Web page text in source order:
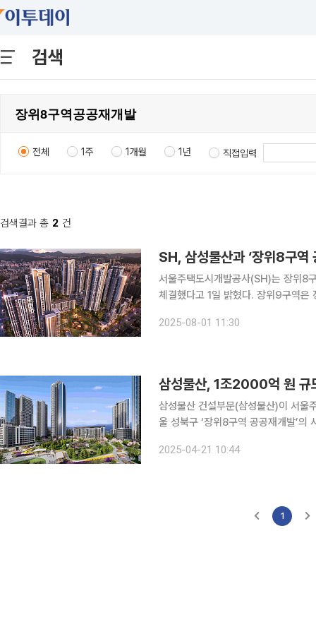
검색
전체 1주 1개월 1년 직접입력
검색결과 총 2 건
SH, 삼성물산과 ‘장위8구역
서울주택도시개발공사(SH)는 장위8
체결했다고 1일 밝혔다. 장위9구역은 정부의 수도권 주택 공급 기반 강화 방안에 따라 2021년 3월
2025-08-01 11:30
삼성물산, 1조2000억 원 규
삼성물산 건설부문(삼성물산)이 서울
울 성북구 ‘장위8구역 공공재개발’의 시공사로 선
와 부대복리시설 등을 조성하는 사업
2025-04-21 10:44
1